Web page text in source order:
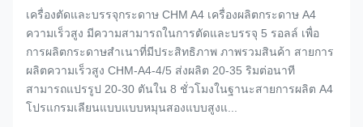
เครื่องตัดและบรรจุกระดาษ CHM A4 เครื่องผลิตกระดาษ A4
ความเร็วสูง มีความสามารถในการตัดและบรรจุ 5 รอลล์ เพื่อ
การผลิตกระดาษสําเนาที่มีประสิทธิภาพ ภาพรวมสินค้า สายการ
ผลิตความเร็วสูง CHM-A4-4/5 ส่งผลิต 20-35 ริมต่อนาที
สามารถแปรรูป 20-30 ตันใน 8 ชั่วโมงในฐานะสายการผลิต A4
โปรแกรมเลียนแบบแบบหมุนสองแบบสูงแ...